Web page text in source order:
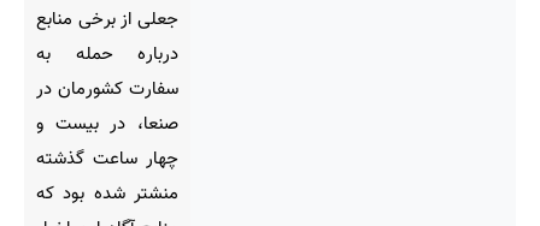
جعلی از برخی منابع
درباره حمله به
سفارت کشورمان در
صنعا، در بیست و
چهار ساعت گذشته
منشتر شده بود که